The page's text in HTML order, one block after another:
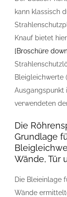
kann klassisch
Knauf bietet
[Broschüre
Bleigleichwerte
Ausgangspunkt
verwendeten
Die
Grundlage
Wände, Tür
Die Bleieinlage
Wände